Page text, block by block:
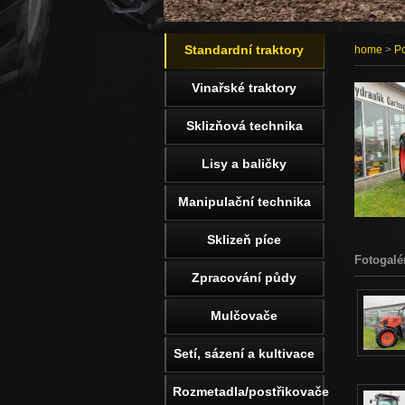
home >
Standardní traktory
Vinařské traktory
Sklizňová technika
Lisy a baličky
Manipulační technika
Sklizeň píce
Zpracování půdy
Mulčovače
Setí, sázení a kultivace
Rozmetadla/postřikovače